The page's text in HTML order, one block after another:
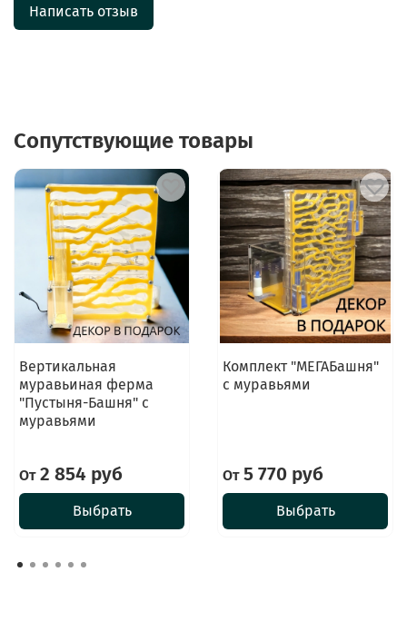
Написать отзыв
Сопутствующие товары
Вертикальная
муравьиная ферма
"Пустыня-Башня" с
муравьями
От2 854 руб
Выбрать
Комплект "МЕГАБашня"
с муравьями
От5 770 руб
Выбрать